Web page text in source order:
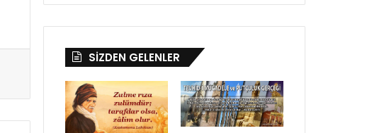
SİZDEN GELENLER